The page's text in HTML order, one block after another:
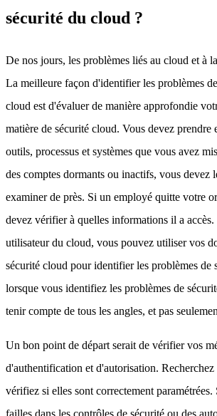
sécurité du cloud ?
De nos jours, les problèmes liés au cloud et à
La meilleure façon d'identifier les problèmes
cloud est d'évaluer de manière approfondie
matière de sécurité cloud. Vous devez prendre
outils, processus et systèmes que vous avez
des comptes dormants ou inactifs, vous devez
examiner de près. Si un employé quitte votre
devez vérifier à quelles informations il a accès.
utilisateur du cloud, vous pouvez utiliser vos
sécurité cloud pour identifier les problèmes de
lorsque vous identifiez les problèmes de
tenir compte de tous les angles, et pas
Un bon point de départ serait de vérifier vos
d'authentification et d'autorisation.
vérifiez si elles sont correctement paramétrées.
failles dans les contrôles de sécurité ou des